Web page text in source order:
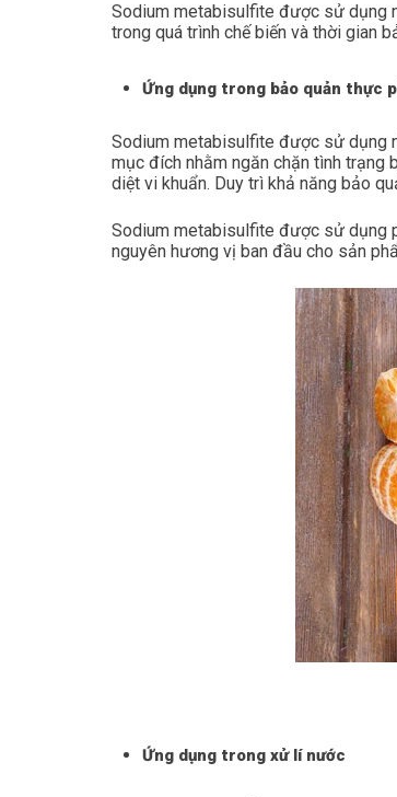
Sodium metabisulfite được sử dụng
trong quá trình chế biến và thời gian
Ứng dụng trong bảo quản thực
Sodium metabisulfite được sử dụng
mục đích nhằm ngăn chặn tình trạng
diệt vi khuẩn. Duy trì khả năng bảo
Sodium metabisulfite được sử dụng
nguyên hương vị ban đầu cho sản
Ứng dụng trong xử lí nước